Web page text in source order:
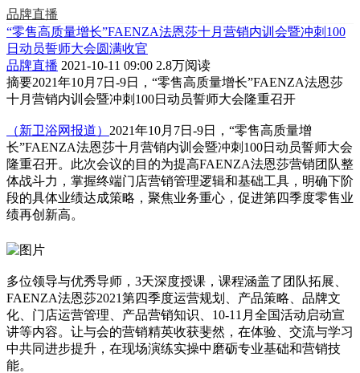
品牌直播
“零售高质量增长”FAENZA法恩莎十月营销内训会暨冲刺100
日动员誓师大会圆满收官
品牌直播 2021-10-11 09:00 2.8万阅读
摘要2021年10月7日-9日，“零售高质量增长”FAENZA法恩莎
十月营销内训会暨冲刺100日动员誓师大会隆重召开
（新卫浴网报道） 2021年10月7日-9日，“零售高质量增
长”FAENZA法恩莎十月营销内训会暨冲刺100日动员誓师大会
隆重召开。此次会议的目的为提高FAENZA法恩莎营销团队整
体战斗力，掌握终端门店营销管理逻辑和基础工具，明确下阶
段的具体业绩达成策略，聚焦业务重心，促进第四季度零售业
绩再创新高。
多位领导与优秀导师，3天深度授课，课程涵盖了团队拓展、
FAENZA法恩莎2021第四季度运营规划、产品策略、品牌文
化、门店运营管理、产品营销知识、10-11月全国活动启动宣
讲等内容。让与会的营销精英收获斐然，在体验、交流与学习
中共同进步提升，在现场演练实操中磨砺专业基础和营销技
能。